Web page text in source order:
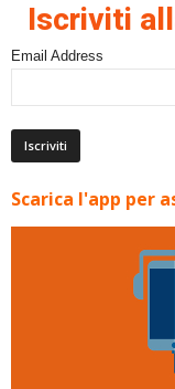
Iscriviti
Email Address
Scarica l'app per